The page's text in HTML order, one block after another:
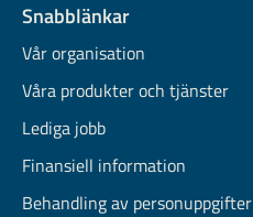
Snabblänkar
Vår organisation
Våra produkter och tjänster
Lediga jobb
Finansiell information
Behandling av personuppgifter